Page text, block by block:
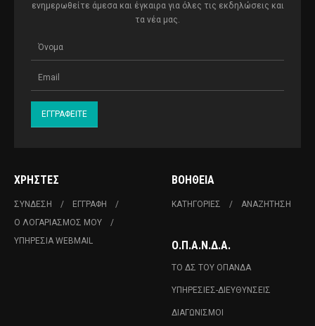
ενημερωθείτε άμεσα και έγκαιρα για όλες τις εκδηλώσεις και
τα νέα μας.
ΧΡΉΣΤΕΣ
ΣΎΝΔΕΣΗ
ΕΓΓΡΑΦΉ
Ο ΛΟΓΑΡΙΑΣΜΌΣ ΜΟΥ
ΥΠΗΡΕΣΊΑ WEBMAIL
ΒΟΉΘΕΙΑ
ΚΑΤΗΓΟΡΊΕΣ ΑΝΑΖΉΤΗΣΗ
Ο.Π.Α.Ν.Δ.Α.
ΤΟ ΔΣ ΤΟΥ ΟΠΑΝΔΑ
ΥΠΗΡΕΣΊΕΣ-ΔΙΕΥΘΎΝΣΕΙΣ
ΔΙΑΓΩΝΙΣΜΟΊ